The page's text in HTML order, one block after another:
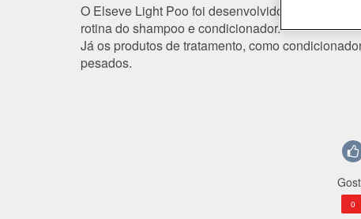
O Elseve Light Poo foi desenvolvido para ser
rotina do shampoo e condicionador.
Já os produtos de tratamento, como
pesados.
0